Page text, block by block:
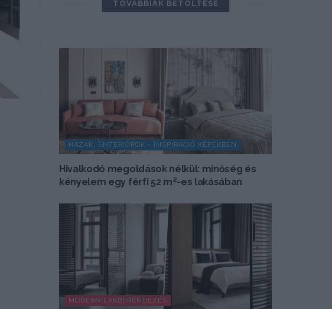
TOVÁBBIAK BETÖLTÉSE
HÁZAK, ENTERIŐRÖK - INSPIRÁCIÓ KÉPEKBEN
Hivalkodó megoldások nélkül: minőség és
kényelem egy férfi 52 m²-es lakásában
MODERN LAKBERENDEZÉS